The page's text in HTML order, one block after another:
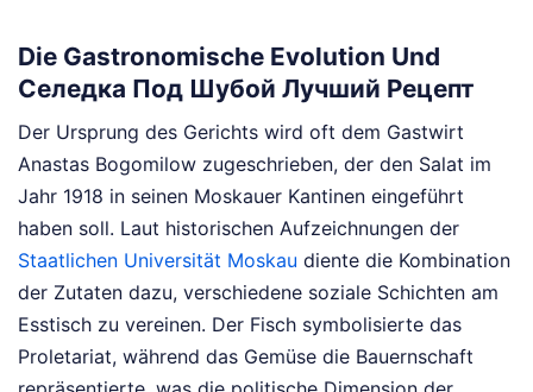
Die Gastronomische Evolution Und
Селедка Под Шубой Лучший Рецепт
Der Ursprung des Gerichts wird oft dem Gastwirt
Anastas Bogomilow zugeschrieben, der den Salat im
Jahr 1918 in seinen Moskauer Kantinen eingeführt
haben soll. Laut historischen Aufzeichnungen der
Staatlichen Universität Moskau diente die Kombination
der Zutaten dazu, verschiedene soziale Schichten am
Esstisch zu vereinen. Der Fisch symbolisierte das
Proletariat, während das Gemüse die Bauernschaft